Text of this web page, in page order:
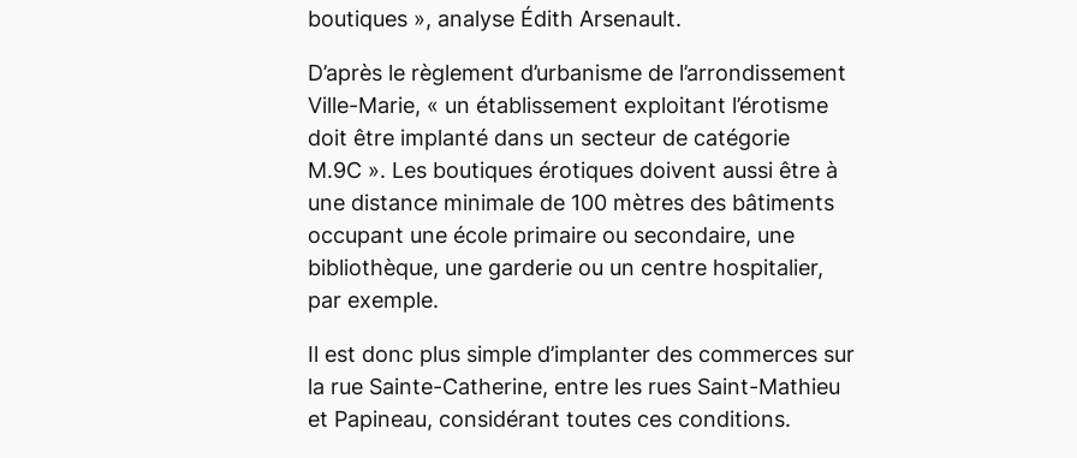
boutiques », analyse Édith Arsenault.
D’après le règlement d’urbanisme de l’arrondissement
Ville-Marie, « un établissement exploitant l’érotisme
doit être implanté dans un secteur de catégorie
M.9C ». Les boutiques érotiques doivent aussi être à
une distance minimale de 100 mètres des bâtiments
occupant une école primaire ou secondaire, une
bibliothèque, une garderie ou un centre hospitalier,
par exemple.
Il est donc plus simple d’implanter des commerces sur
la rue Sainte-Catherine, entre les rues Saint-Mathieu
et Papineau, considérant toutes ces conditions.